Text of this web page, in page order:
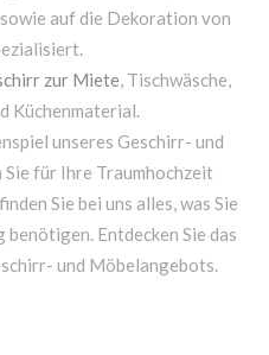
auf die Dekoration von
zur Miete, Tischwäsche,
Küchenmaterial.
unseres Geschirr- und
für Ihre Traumhochzeit
Sie bei uns alles, was Sie
Entdecken Sie das
und Möbelangebots.